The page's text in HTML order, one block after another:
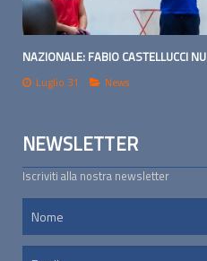
NAZIONALE: FABIO CASTELLUCCI
Luglio 31 News
NEWSLETTER
Iscriviti alla nostra newsletter